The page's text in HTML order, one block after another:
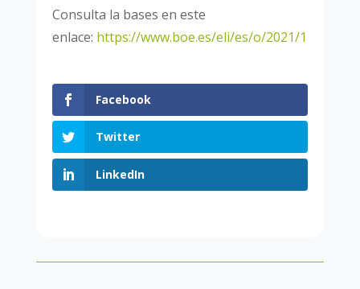
Consulta la bases en este
enlace: https://www.boe.es/eli/es/o/2021/12/30/
Facebook
Twitter
LinkedIn